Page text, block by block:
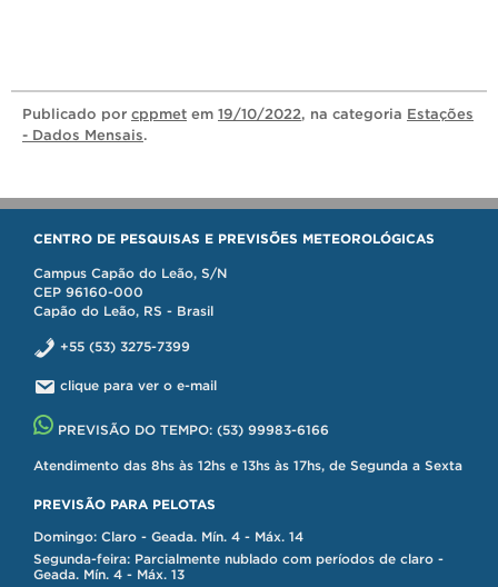
Publicado por cppmet em 19/10/2022, na categoria Estações
- Dados Mensais.
CENTRO DE PESQUISAS E PREVISÕES METEOROLÓGICAS
Campus Capão do Leão, S/N
CEP 96160-000
Capão do Leão, RS - Brasil
+55 (53) 3275-7399
clique para ver o e-mail
PREVISÃO DO TEMPO: (53) 99983-6166
Atendimento das 8hs às 12hs e 13hs às 17hs, de Segunda a Sexta
PREVISÃO PARA PELOTAS
Domingo: Claro - Geada. Mín. 4 - Máx. 14
Segunda-feira: Parcialmente nublado com períodos de claro -
Geada. Mín. 4 - Máx. 13